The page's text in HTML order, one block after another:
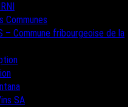
Communes
– Commune fribourgeoise de la
SA